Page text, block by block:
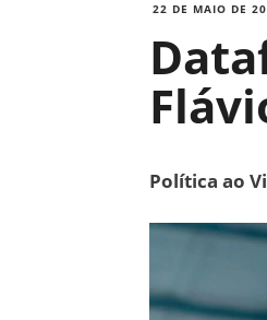
22 DE MAIO DE
Política ao